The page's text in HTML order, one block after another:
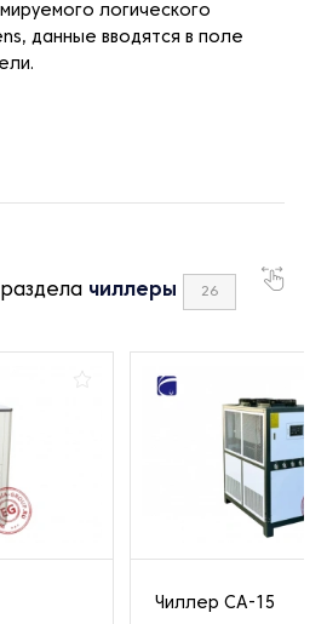
логического
данные вводятся в поле
чиллеры 26
Чиллер СА-15